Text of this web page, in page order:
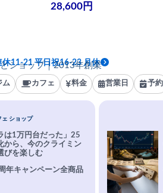
28,600円
ショップ｜2013年創業
休11-21 平日祝16-23 月休
ム カフェ 料金 営業日 予約
ェ ショップ
は1万円台だった」25
から、今のクライミン
びを楽しむ
年キャンペーン全商品